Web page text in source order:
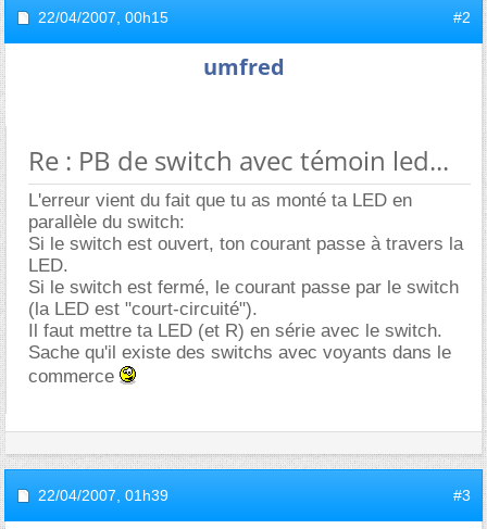
22/04/2007, 00h15 #2
umfred
Re : PB de switch avec témoin led...
L'erreur vient du fait que tu as monté ta LED en
parallèle du switch:
Si le switch est ouvert, ton courant passe à travers la
LED.
Si le switch est fermé, le courant passe par le switch
(la LED est "court-circuité").
Il faut mettre ta LED (et R) en série avec le switch.
Sache qu'il existe des switchs avec voyants dans le
commerce
22/04/2007, 01h39 #3